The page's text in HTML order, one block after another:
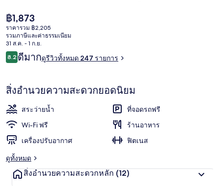
บาร์ริมสระว่ายน้ำ และฟิตเนส
ราคา
ปัจจุบัน
฿1,873
฿1,873
ราคารวม ฿2,205
รวมภาษีและค่าธรรมเนียม
31 ส.ค. - 1 ก.ย.
รีวิว
8.28.2 จาก 10
ดีมากดูรีวิวทั้งหมด 247 รายการ
สิ่งอำนวยความสะดวกยอดนิยม
สระว่ายน้ำ
ที่จอดรถฟรี
Wi-Fi ฟรี
ร้านอาหาร
เครื่องปรับอากาศ
ฟิตเนส
ดูทั้งหมด
สิ่งอำนวยความสะดวกหลัก (12)